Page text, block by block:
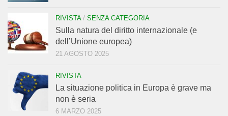
RIVISTA/ SENZA CATEGORIA
Sulla natura del diritto internazionale (e
dell’Unione europea)
21 AGOSTO 2025
RIVISTA
La situazione politica in Europa è grave ma
non è seria
6 MARZO 2025